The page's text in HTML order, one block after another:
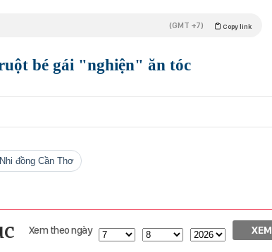
Copy link
(GMT +7)
bé gái "nghiện" ăn tóc
Nhi đồng Cần Thơ
Xem theo ngày XEM